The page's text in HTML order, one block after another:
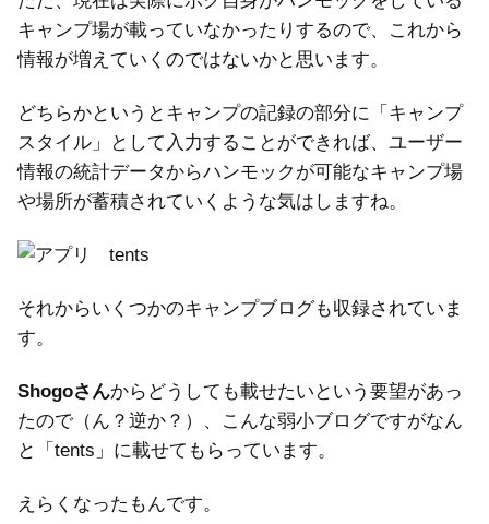
キャンプ場が載っていなかったりするので、これから
情報が増えていくのではないかと思います。
どちらかというとキャンプの記録の部分に「キャンプ
スタイル」として入力することができれば、ユーザー
情報の統計データからハンモックが可能なキャンプ場
や場所が蓄積されていくような気はしますね。
それからいくつかのキャンプブログも収録されていま
す。
Shogoさんからどうしても載せたいという要望があっ
たので（ん？逆か？）、こんな弱小ブログですがなん
と「tents」に載せてもらっています。
えらくなったもんです。